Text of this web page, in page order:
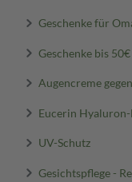
Geschenke für
Geschenke bis 50€
Augencreme
Eucerin
UV-Schutz
Gesichtspflege -